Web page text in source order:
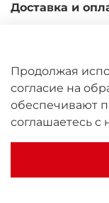
Доставка и
Контакты
ООО "Юрал
Продолжая
согласие на
обеспечивают
соглашаетесь с